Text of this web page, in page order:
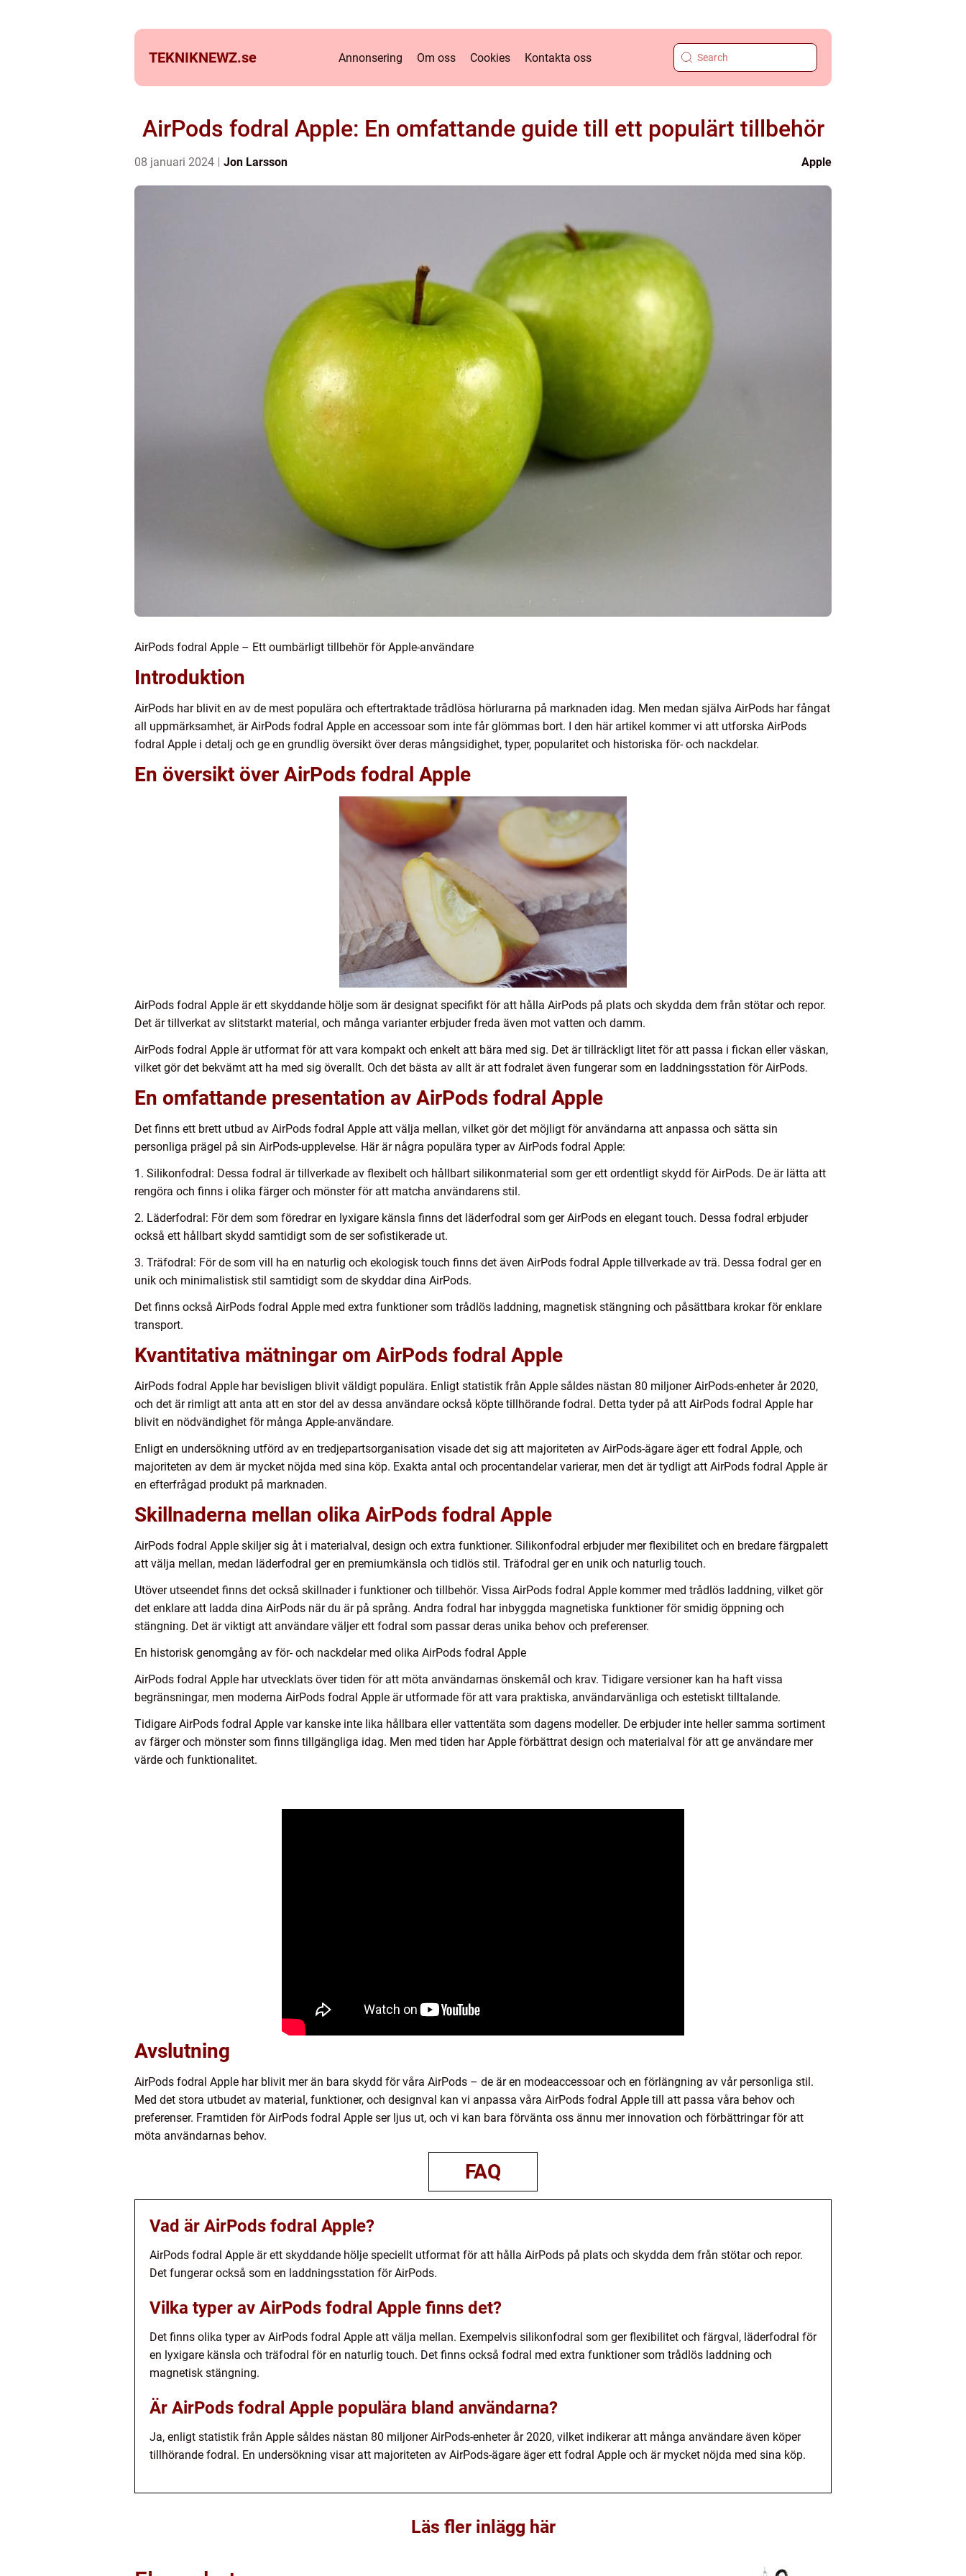
TEKNIKNEWZ.se Annonsering Om oss Cookies Kontakta oss
AirPods fodral Apple: En omfattande guide till ett populärt tillbehör
08 januari 2024 Jon Larsson Apple
AirPods fodral Apple – Ett oumbärligt tillbehör för Apple-användare
Introduktion
AirPods har blivit en av de mest populära och eftertraktade trådlösa hörlurarna på marknaden idag. Men medan själva AirPods har fångat
all uppmärksamhet, är AirPods fodral Apple en accessoar som inte får glömmas bort. I den här artikel kommer vi att utforska AirPods
fodral Apple i detalj och ge en grundlig översikt över deras mångsidighet, typer, popularitet och historiska för- och nackdelar.
En översikt över AirPods fodral Apple
AirPods fodral Apple är ett skyddande hölje som är designat specifikt för att hålla AirPods på plats och skydda dem från stötar och repor.
Det är tillverkat av slitstarkt material, och många varianter erbjuder freda även mot vatten och damm.
AirPods fodral Apple är utformat för att vara kompakt och enkelt att bära med sig. Det är tillräckligt litet för att passa i fickan eller väskan,
vilket gör det bekvämt att ha med sig överallt. Och det bästa av allt är att fodralet även fungerar som en laddningsstation för AirPods.
En omfattande presentation av AirPods fodral Apple
Det finns ett brett utbud av AirPods fodral Apple att välja mellan, vilket gör det möjligt för användarna att anpassa och sätta sin
personliga prägel på sin AirPods-upplevelse. Här är några populära typer av AirPods fodral Apple:
1. Silikonfodral: Dessa fodral är tillverkade av flexibelt och hållbart silikonmaterial som ger ett ordentligt skydd för AirPods. De är lätta att
rengöra och finns i olika färger och mönster för att matcha användarens stil.
2. Läderfodral: För dem som föredrar en lyxigare känsla finns det läderfodral som ger AirPods en elegant touch. Dessa fodral erbjuder
också ett hållbart skydd samtidigt som de ser sofistikerade ut.
3. Träfodral: För de som vill ha en naturlig och ekologisk touch finns det även AirPods fodral Apple tillverkade av trä. Dessa fodral ger en
unik och minimalistisk stil samtidigt som de skyddar dina AirPods.
Det finns också AirPods fodral Apple med extra funktioner som trådlös laddning, magnetisk stängning och påsättbara krokar för enklare
transport.
Kvantitativa mätningar om AirPods fodral Apple
AirPods fodral Apple har bevisligen blivit väldigt populära. Enligt statistik från Apple såldes nästan 80 miljoner AirPods-enheter år 2020,
och det är rimligt att anta att en stor del av dessa användare också köpte tillhörande fodral. Detta tyder på att AirPods fodral Apple har
blivit en nödvändighet för många Apple-användare.
Enligt en undersökning utförd av en tredjepartsorganisation visade det sig att majoriteten av AirPods-ägare äger ett fodral Apple, och
majoriteten av dem är mycket nöjda med sina köp. Exakta antal och procentandelar varierar, men det är tydligt att AirPods fodral Apple är
en efterfrågad produkt på marknaden.
Skillnaderna mellan olika AirPods fodral Apple
AirPods fodral Apple skiljer sig åt i materialval, design och extra funktioner. Silikonfodral erbjuder mer flexibilitet och en bredare färgpalett
att välja mellan, medan läderfodral ger en premiumkänsla och tidlös stil. Träfodral ger en unik och naturlig touch.
Utöver utseendet finns det också skillnader i funktioner och tillbehör. Vissa AirPods fodral Apple kommer med trådlös laddning, vilket gör
det enklare att ladda dina AirPods när du är på språng. Andra fodral har inbyggda magnetiska funktioner för smidig öppning och
stängning. Det är viktigt att användare väljer ett fodral som passar deras unika behov och preferenser.
En historisk genomgång av för- och nackdelar med olika AirPods fodral Apple
AirPods fodral Apple har utvecklats över tiden för att möta användarnas önskemål och krav. Tidigare versioner kan ha haft vissa
begränsningar, men moderna AirPods fodral Apple är utformade för att vara praktiska, användarvänliga och estetiskt tilltalande.
Tidigare AirPods fodral Apple var kanske inte lika hållbara eller vattentäta som dagens modeller. De erbjuder inte heller samma sortiment
av färger och mönster som finns tillgängliga idag. Men med tiden har Apple förbättrat design och materialval för att ge användare mer
värde och funktionalitet.
Avslutning
AirPods fodral Apple har blivit mer än bara skydd för våra AirPods – de är en modeaccessoar och en förlängning av vår personliga stil.
Med det stora utbudet av material, funktioner, och designval kan vi anpassa våra AirPods fodral Apple till att passa våra behov och
preferenser. Framtiden för AirPods fodral Apple ser ljus ut, och vi kan bara förvänta oss ännu mer innovation och förbättringar för att
möta användarnas behov.
FAQ
Vad är AirPods fodral Apple?
AirPods fodral Apple är ett skyddande hölje speciellt utformat för att hålla AirPods på plats och skydda dem från stötar och repor.
Det fungerar också som en laddningsstation för AirPods.
Vilka typer av AirPods fodral Apple finns det?
Det finns olika typer av AirPods fodral Apple att välja mellan. Exempelvis silikonfodral som ger flexibilitet och färgval, läderfodral för
en lyxigare känsla och träfodral för en naturlig touch. Det finns också fodral med extra funktioner som trådlös laddning och
magnetisk stängning.
Är AirPods fodral Apple populära bland användarna?
Ja, enligt statistik från Apple såldes nästan 80 miljoner AirPods-enheter år 2020, vilket indikerar att många användare även köper
tillhörande fodral. En undersökning visar att majoriteten av AirPods-ägare äger ett fodral Apple och är mycket nöjda med sina köp.
Läs fler inlägg här